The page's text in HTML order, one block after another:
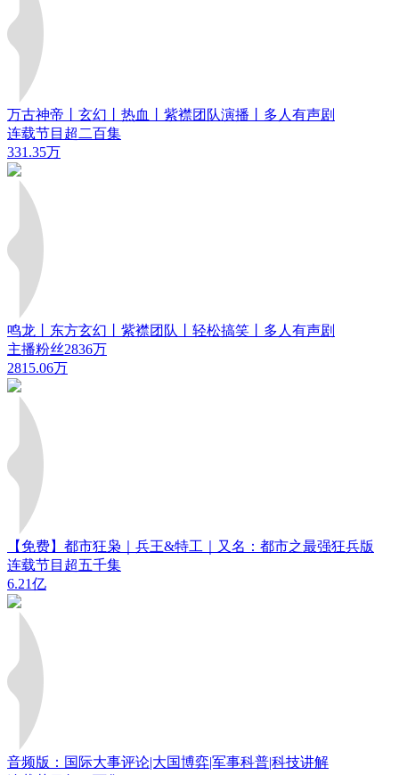
万古神帝丨玄幻丨热血丨紫襟团队演播丨多人有声剧
连载节目超二百集
331.35万
鸣龙丨东方玄幻丨紫襟团队丨轻松搞笑丨多人有声剧
主播粉丝2836万
2815.06万
【免费】都市狂枭｜兵王&特工｜又名：都市之最强狂兵版
连载节目超五千集
6.21亿
音频版：国际大事评论|大国博弈|军事科普|科技讲解